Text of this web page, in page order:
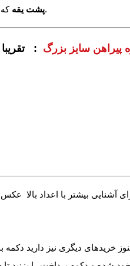
پشت یقهکه با اندازه های زیر تطابق دارد.
پیراهن سایز بزرگ : تقریبا ± 1 سانت ( کم
خریدهای دیگری نیز دارید